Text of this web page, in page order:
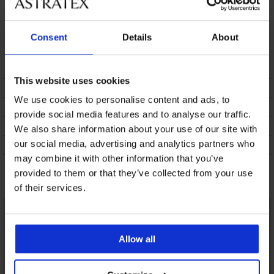
Consent Details About
This website uses cookies
We use cookies to personalise content and ads, to
provide social media features and to analyse our traffic.
We also share information about your use of our site with
our social media, advertising and analytics partners who
may combine it with other information that you’ve
provided to them or that they’ve collected from your use
of their services.
Allow all
Klassieke slip Sloggi
EVER Ease Tai
9,79 €
BESCHRIJVING
VERZENDING EN BETALING
RUILEN
ONDERHOUD EN WASSEN
Misschien vindt u dit ook leuk